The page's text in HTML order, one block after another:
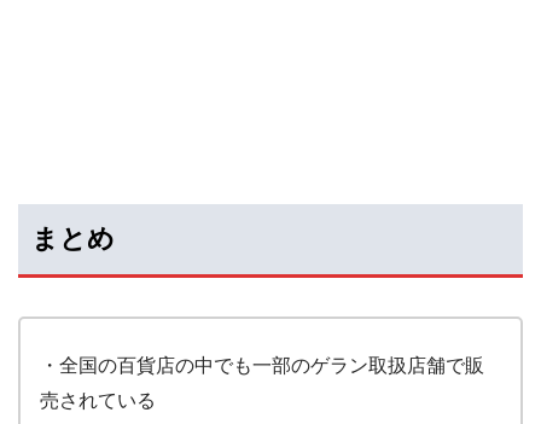
まとめ
・全国の百貨店の中でも一部のゲラン取扱店舗で販
売されている